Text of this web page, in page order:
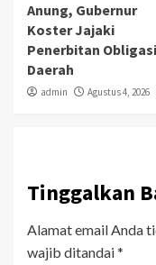
Anung, Gubernur
Koster Jajaki
Penerbitan Obligasi
Daerah
admin Agustus 4, 2026
Tinggalkan
Alamat email Anda
wajib ditandai*